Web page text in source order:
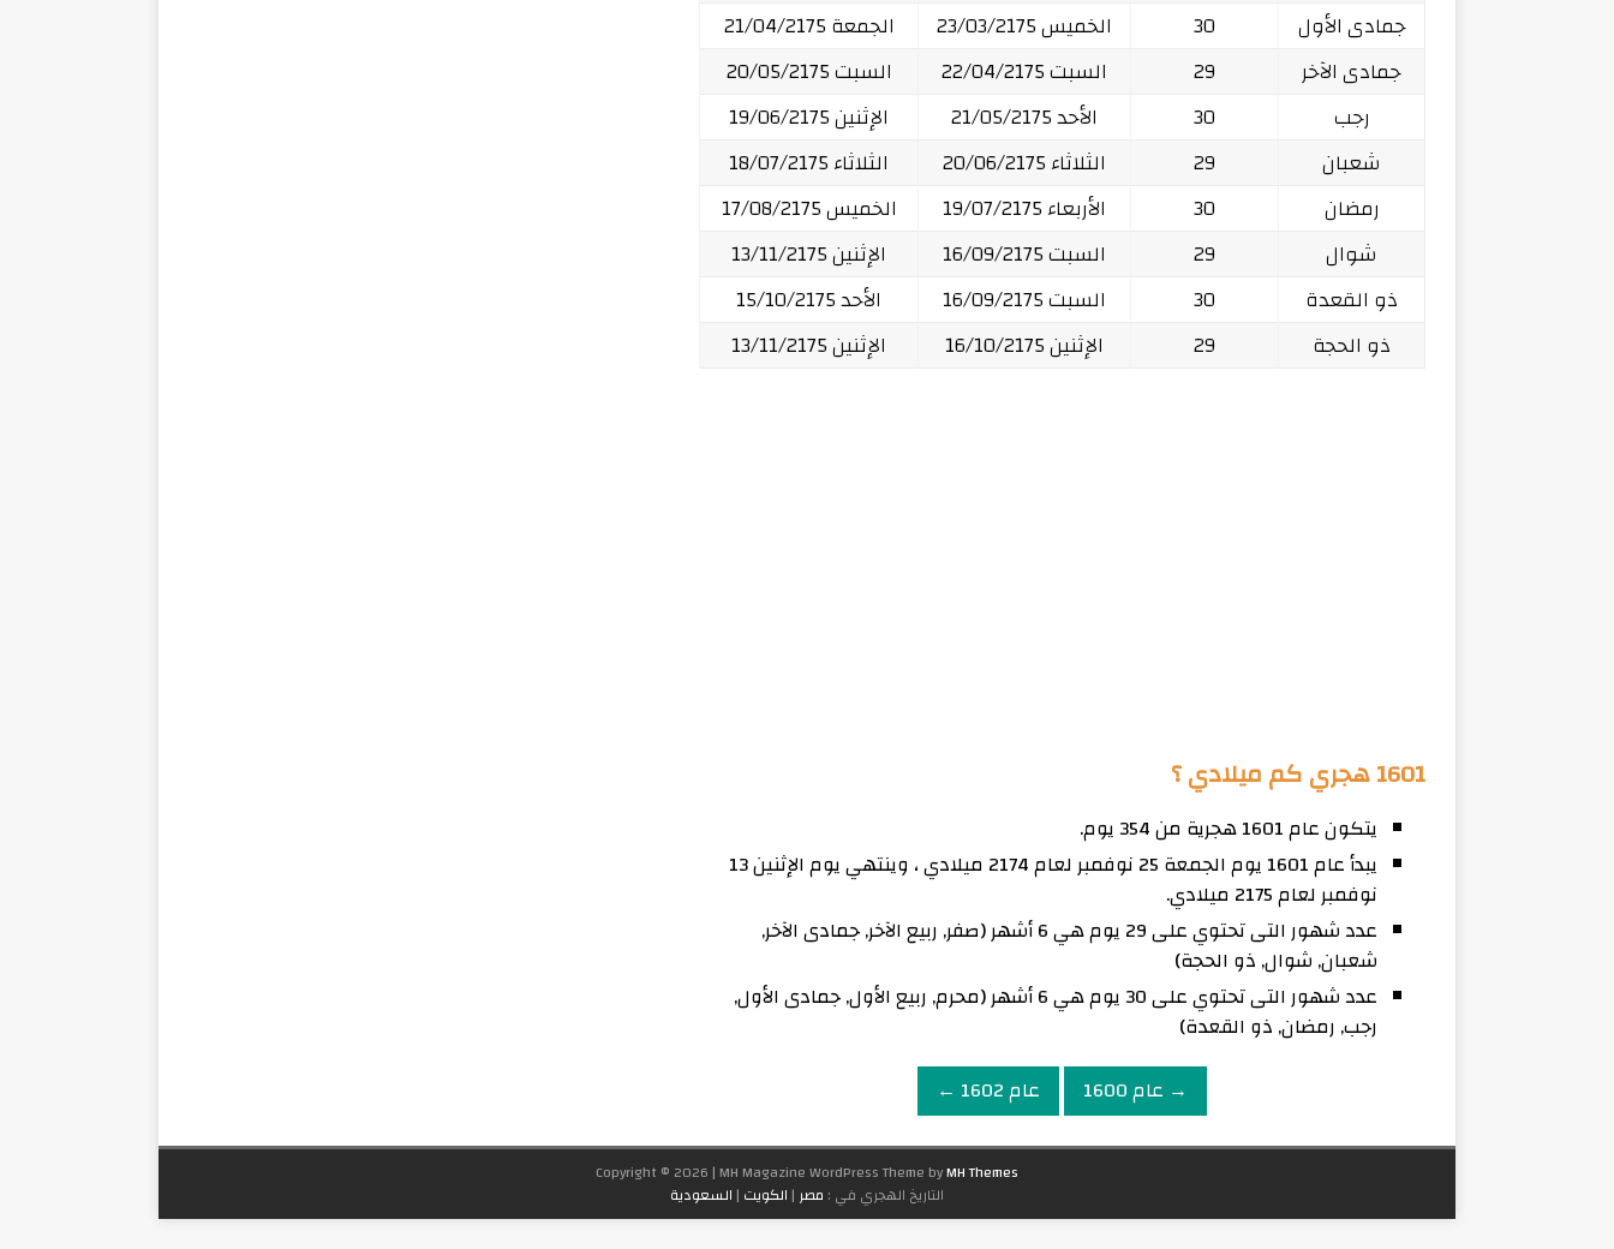
جمادى الأول
30 الخميس 23/03/2175
الجمعة 21/04/2175
جمادى الآخر
29 السبت 22/04/2175
السبت 20/05/2175
رجب
30 الأحد 21/05/2175
الإثنين 19/06/2175
شعبان
29 الثلاثاء 20/06/2175
الثلاثاء 18/07/2175
رمضان
30 الأربعاء 19/07/2175
الخميس 17/08/2175
شوال
29 السبت 16/09/2175
الإثنين 13/11/2175
ذو القعدة
30 السبت 16/09/2175
الأحد 15/10/2175
ذو الحجة
29 الإثنين 16/10/2175 الإثنين 13/11/2175
1601 هجري كم ميلادي ؟
يتكون عام 1601 هجرية من 354 يوم.
يبدأ عام 1601 يوم الجمعة 25 نوفمبر لعام 2174 ميلادي ، وينتهي يوم الإثنين 13
نوفمبر لعام 2175 ميلادي.
عدد شهور التى تحتوي على 29 يوم هي 6 أشهر (صفر, ربيع الآخر, جمادى الآخر,
شعبان, شوال, ذو الحجة)
عدد شهور التى تحتوي على 30 يوم هي 6 أشهر (محرم, ربيع الأول, جمادى الأول,
رجب, رمضان, ذو القعدة)
→ عام 1600
عام 1602 ←
Copyright © 2026 | MH Magazine WordPress Theme byMH Themes
التاريخ الهجري في : مصر |الكويت |السعودية